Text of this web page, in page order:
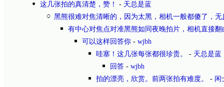
这几张拍的真清楚，赞！
- 天总是蓝
黑熊很难对焦清晰的，因为太黑，相机一般都傻了，无
有中心对焦点对准黑熊如同夜晚拍片，相机直接
可以这样回答你 - wjbh
哇塞！这几张每张都很珍贵。
- 天总是蓝
回答 - wjbh
拍的漂亮，欣赏。前两张拍有难度。
- 闲